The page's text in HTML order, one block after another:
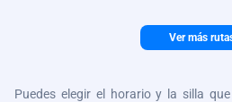
Ver más
Puedes elegir el horario y la silla